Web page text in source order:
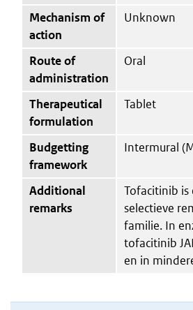
Mechanism of
action
Unknown
Route of
administration
Oral
Therapeutical
formulation
Tablet
Budgetting
framework
Intermural
Additional
remarks
Tofacitinib is
selectieve
familie. In
tofacitinib
en in